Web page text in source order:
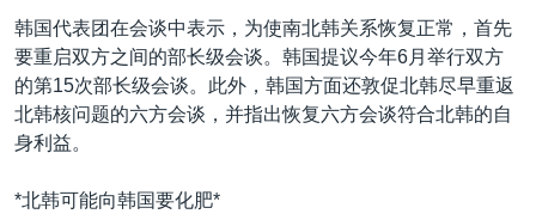
台海两岸关系
南中国海争端
关注西藏
GEN Z 看美国
其他语言网站
韩国代表团在会谈中表示，为使南北韩关系恢复正常，首先
要重启双方之间的部长级会谈。韩国提议今年6月举行双方
的第15次部长级会谈。此外，韩国方面还敦促北韩尽早重返
北韩核问题的六方会谈，并指出恢复六方会谈符合北韩的自
身利益。
*北韩可能向韩国要化肥*